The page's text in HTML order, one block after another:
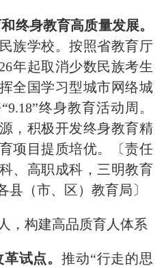
终身教育高质量发展。
族学校。按照省教育厅
年起取消少数民族考生
全国学习型城市网络城
“9.18”终身教育活动周。
， 积极开发终身教育精
项目提质培优。
〔责任
、高职成科，三明教育
县（市、区）教育局〕
，构建高品质育人体系
革试点。推动“行走的思